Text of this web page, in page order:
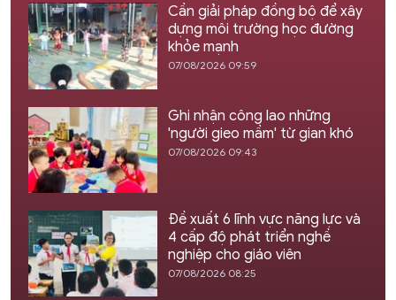
Cần giải pháp đồng bộ để xây
dựng môi trường học đường
khỏe mạnh
07/08/2026 09:59
Ghi nhận công lao những
'người gieo mầm' từ gian khó
07/08/2026 09:43
Đề xuất 6 lĩnh vực năng lực và
4 cấp độ phát triển nghề
nghiệp cho giáo viên
07/08/2026 08:25